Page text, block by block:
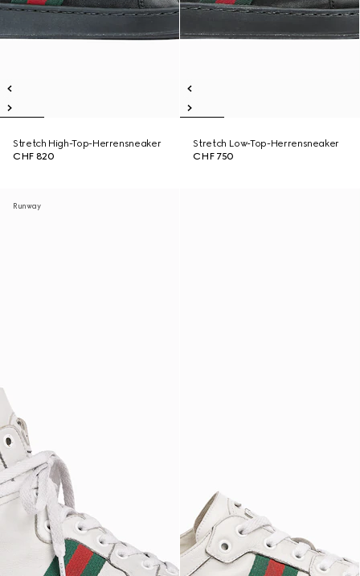
Stretch High-Top-Herrensneaker
CHF 820
Stretch Low-Top-Herrensneaker
CHF 750
Runway